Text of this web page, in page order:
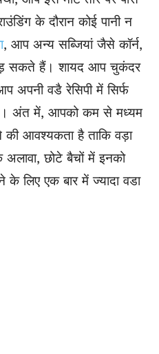
के दौरान कोई पानी न
, आप अन्य सब्जियां जैसे कॉर्न,
सकते हैं। शायद आप चुकंदर
अपनी वडै रेसिपी में सिर्फ
अंत में, आपको कम से मध्यम
आवश्यकता है ताकि वड़ा
छोटे बैचों में इनको
लिए एक बार में ज्यादा वडा